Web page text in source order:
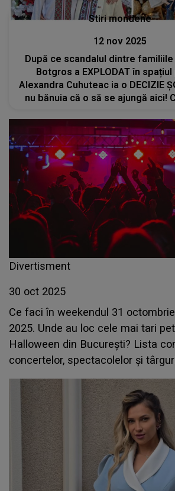
Stiri mondene
12 nov 2025
După ce scandalul dintre familiile
Botgros a EXPLODAT în
Alexandra Cuhuteac ia o DECIZIE
nu bănuia că o să se ajungă aici!
Divertisment
30 oct 2025
Ce faci în weekendul 31
2025. Unde au loc cele mai tari
Halloween din București? Lista
concertelor, spectacolelor și